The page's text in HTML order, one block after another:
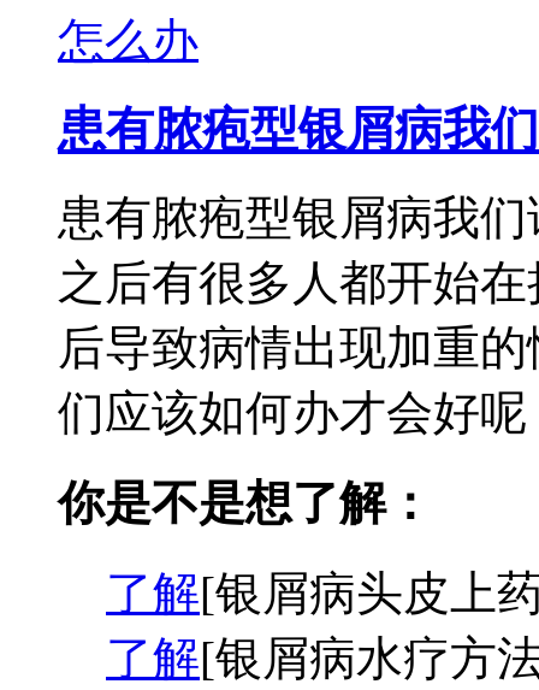
患有脓疱型银屑病我们
患有脓疱型银屑病我
之后有很多人都开始
后导致病情出现加重
们应该如何办才会好
你是不是想了解：
了解[银屑病头皮上
了解[银屑病水疗方